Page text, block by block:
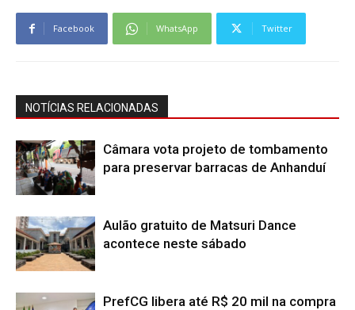
Facebook WhatsApp Twitter
NOTÍCIAS RELACIONADAS
Câmara vota projeto de tombamento
para preservar barracas de Anhanduí
Aulão gratuito de Matsuri Dance
acontece neste sábado
PrefCG libera até R$ 20 mil na compra